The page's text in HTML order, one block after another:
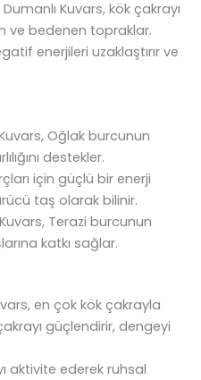
Dumanlı Kuvars, kök çakrayı
ve bedenen topraklar.
enerjileri uzaklaştırır ve
Oğlak burcunun
destekler.
için güçlü bir enerji
taş olarak bilinir.
Terazi burcunun
katkı sağlar.
en çok kök çakrayla
güçlendirir, dengeyi
aktivite ederek ruhsal